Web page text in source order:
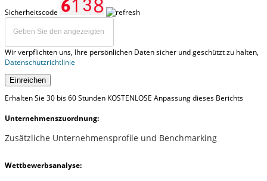
Sicherheitscode
Wir verpflichten uns, Ihre persönlichen Daten sicher und geschützt zu halten,
Datenschutzrichtlinie
Einreichen
Erhalten Sie 30 bis 60 Stunden KOSTENLOSE Anpassung dieses Berichts
Unternehmenszuordnung:
Zusätzliche Unternehmensprofile und Benchmarking
Wettbewerbsanalyse: